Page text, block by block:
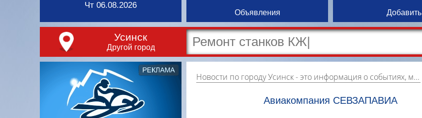
Чт 06.08.2026
Объявления Добавить
Усинск
Другой город
Новости по городу Усинск- это информация о событиях, мероприятиях и торгово-коммерческой деятельности города. Страницу наполняют платные и бесплатные объявления, имеющие функцию "поднятия вверх списка".
Авиакомпания СЕВЗАПАВИА